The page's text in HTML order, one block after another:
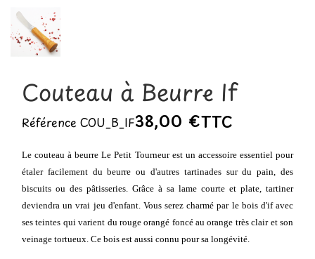
Couteau à Beurre If
Référence COU_B_IF38,00 €TTC
Le couteau à beurre Le Petit Tourneur est un accessoire essentiel pour
étaler facilement du beurre ou d'autres tartinades sur du pain, des
biscuits ou des pâtisseries. Grâce à sa lame courte et plate, tartiner
deviendra un vrai jeu d'enfant. Vous serez charmé par le bois d'if avec
ses teintes qui varient du rouge orangé foncé au orange très clair et son
veinage tortueux. Ce bois est aussi connu pour sa longévité.